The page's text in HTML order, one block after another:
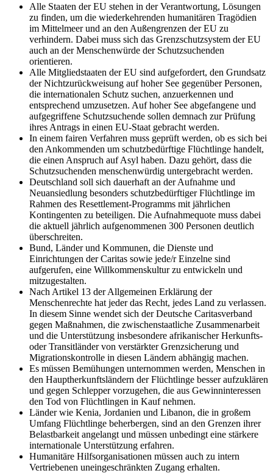
Flüchtlinge sind durch die Genfer Flüchtlingskonvention geschützt.
Dennoch kommt es regelmäßig zu perspektivlosen Zuständen: Für
viele Millionen Menschen ist weder eine Rückkehr ins Heimatland
noch die Aufnahme in einem sicheren Drittland möglich. Eine
Integration im Erstaufnahmeland ist meist auch ausgeschlossen. Sie
leben in einer permanenten Bedrohung und Unsicherheit.
Resettlement und humanitäre Aufnahmen aus dem Ausland können
keine Lösung für die weltweite Flüchtlingsproblematik darstellen,
sondern nur die Auflösung lang andauernder Flüchtlingssituationen
für einzelne, besonders verletzliche Flüchtlinge ermöglichen. Neben
der individuellen Hilfe setzen Resettlement und anderweitige
Aufnahmen von Flüchtlingen aus Krisenstaaten ein politisches
Zeichen der Solidarität mit den oftmals überlasteten
Erstaufnahmestaaten.
Wie jeder Einzelstaat hat auch die Europäische Union das Recht, die
Einreise in das Unionsgebiet zu kontrollieren und damit ihre
Außengrenzen zu sichern. Die zunehmende Abschottung derEU
bedeutet jedoch, dass Schutzsuchende ohne Einreisedokumente nur
unter einem hohen Risiko in die EU gelangen können.
Alle Staaten der EU stehen in der Verantwortung, Lösungen
zu finden, um die wiederkehrenden humanitären Tragödien
im Mittelmeer und an den Außengrenzen der EU zu
verhindern. Dabei muss sich das Grenzschutzsystem der EU
auch an der Menschenwürde der Schutzsuchenden
orientieren.
Alle Mitgliedstaaten der EU sind aufgefordert, den Grundsatz
der Nichtzurückweisung auf hoher See gegenüber Personen,
die internationalen Schutz suchen, anzuerkennen und
entsprechend umzusetzen. Auf hoher See abgefangene und
aufgegriffene Schutzsuchende sollen demnach zur Prüfung
ihres Antrags in einen EU-Staat gebracht werden.
In einem fairen Verfahren muss geprüft werden, ob es sich bei
den Ankommenden um schutzbedürftige Flüchtlinge handelt,
die einen Anspruch auf Asyl haben. Dazu gehört, dass die
Schutzsuchenden menschenwürdig untergebracht werden.
Deutschland soll sich dauerhaft an der Aufnahme und
Neuansiedlung besonders schutzbedürftiger Flüchtlinge im
Rahmen des Resettlement-Programms mit jährlichen
Kontingenten zu beteiligen. Die Aufnahmequote muss dabei
die aktuell jährlich aufgenommenen 300 Personen deutlich
überschreiten.
Bund, Länder und Kommunen, die Dienste und
Einrichtungen der Caritas sowie jede/r Einzelne sind
aufgerufen, eine Willkommenskultur zu entwickeln und
mitzugestalten.
Nach Artikel 13 der Allgemeinen Erklärung der
Menschenrechte hat jeder das Recht, jedes Land zu verlassen.
In diesem Sinne wendet sich der Deutsche Caritasverband
gegen Maßnahmen, die zwischenstaatliche Zusammenarbeit
und die Unterstützung insbesondere afrikanischer Herkunfts-
oder Transitländer von verstärkter Grenzsicherung und
Migrationskontrolle in diesen Ländern abhängig machen.
Es müssen Bemühungen unternommen werden, Menschen in
den Hauptherkunftsländern der Flüchtlinge besser aufzuklären
und gegen Schlepper vorzugehen, die aus Gewinninteressen
den Tod von Flüchtlingen in Kauf nehmen.
Länder wie Kenia, Jordanien und Libanon, die in großem
Umfang Flüchtlinge beherbergen, sind an den Grenzen ihrer
Belastbarkeit angelangt und müssen unbedingt eine stärkere
internationale Unterstützung erfahren.
Humanitäre Hilfsorganisationen müssen auch zu intern
Vertriebenen uneingeschränkten Zugang erhalten.